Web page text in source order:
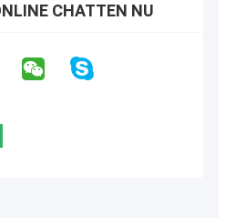
CHATTEN NU